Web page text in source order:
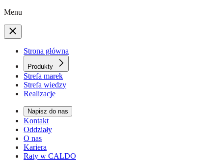
Menu
Strona główna
Produkty
Strefa marek
Strefa wiedzy
Realizacje
Napisz do nas
Kontakt
Oddziały
O nas
Kariera
Raty w CALDO